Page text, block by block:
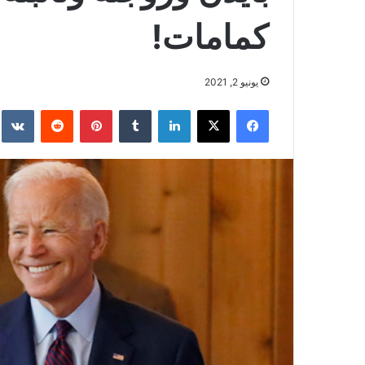
كمامات!
يونيو 2, 2021
فيسبوك ‫X لينكدإن بينتيريست